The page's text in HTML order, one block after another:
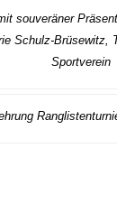
souveräner
Schulz-Brüsewitz,
Sportverein